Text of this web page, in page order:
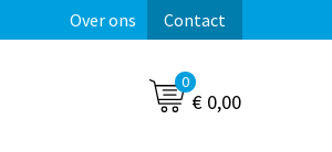
Over ons Contact
0
€ 0,00